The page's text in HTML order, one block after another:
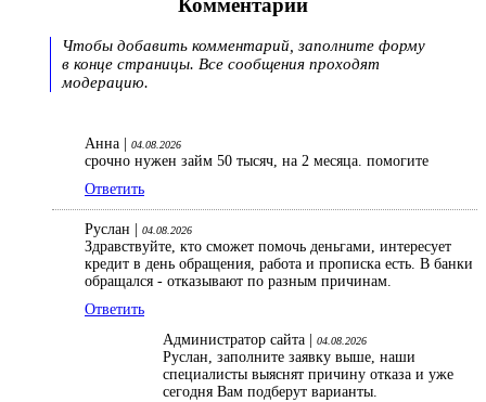
Чтобы добавить комментарий, заполните форму
в конце страницы. Все сообщения проходят
модерацию.
Анна | 04.08.2026
срочно нужен займ 50 тысяч, на 2 месяца. помогите
Ответить
Руслан | 04.08.2026
Здравствуйте, кто сможет помочь деньгами, интересует
кредит в день обращения, работа и прописка есть. В банки
обращался - отказывают по разным причинам.
Ответить
Администратор сайта |
04.08.2026
Руслан, заполните заявку выше, наши
специалисты выяснят причину отказа и уже
сегодня Вам подберут варианты.